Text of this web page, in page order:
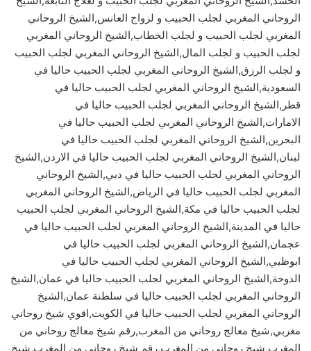
الروحاني المغربي لجلب الحبيب و لزواج العانس,الشيخ الروحاني
المغربي لجلب الحبيب و لجلب الخطاب,الشيخ الروحاني المغربي
لجلب الحبيب و لجلب المال,الشيخ الروحاني المغربي لجلب الحبيب
و لجلب الرزق,الشيخ الروحاني المغربي لجلب الحبيب حاليا في
السعودية,الشيخ الروحاني المغربي لجلب الحبيب حاليا في
قطر,الشيخ الروحاني المغربي لجلب الحبيب حاليا في
الامارات,الشيخ الروحاني المغربي لجلب الحبيب حاليا في
البحرين,الشيخ الروحاني المغربي لجلب الحبيب حاليا في
لبنان,الشيخ الروحاني المغربي لجلب الحبيب حاليا في الاردن,الشيخ
الروحاني المغربي لجلب الحبيب حاليا في دبي,الشيخ الروحاني
المغربي لجلب الحبيب حاليا في الرياض,الشيخ الروحاني المغربي
لجلب الحبيب حاليا في مكة,الشيخ الروحاني المغربي لجلب الحبيب
حاليا في المدينة,الشيخ الروحاني المغربي لجلب الحبيب حاليا في
عجمان,الشيخ الروحاني المغربي لجلب الحبيب حاليا في
ابوظبي,الشيخ الروحاني المغربي لجلب الحبيب حاليا في
الدوحة,الشيخ الروحاني المغربي لجلب الحبيب حاليا في عمان,الشيخ
الروحاني المغربي لجلب الحبيب حاليا في سلطنة عمان,الشيخ
الروحاني المغربي لجلب الحبيب حاليا في الكويت,اقوي شيخ روحاني
مغربي,شيخ معالج روحاني من المغرب,رقم شيخ معالج روحاني من
المغرب,شيخ روحاني من المغرب,رقم شيخ روحاني من المغرب,شيخ